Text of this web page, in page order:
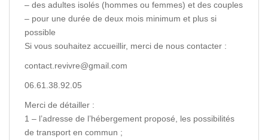
– des adultes isolés (hommes ou femmes) et des couples
– pour une durée de deux mois minimum et plus si
possible
Si vous souhaitez accueillir, merci de nous contacter :
contact.revivre@gmail.com
06.61.38.92.05
Merci de détailler :
1 – l’adresse de l’hébergement proposé, les possibilités
de transport en commun ;